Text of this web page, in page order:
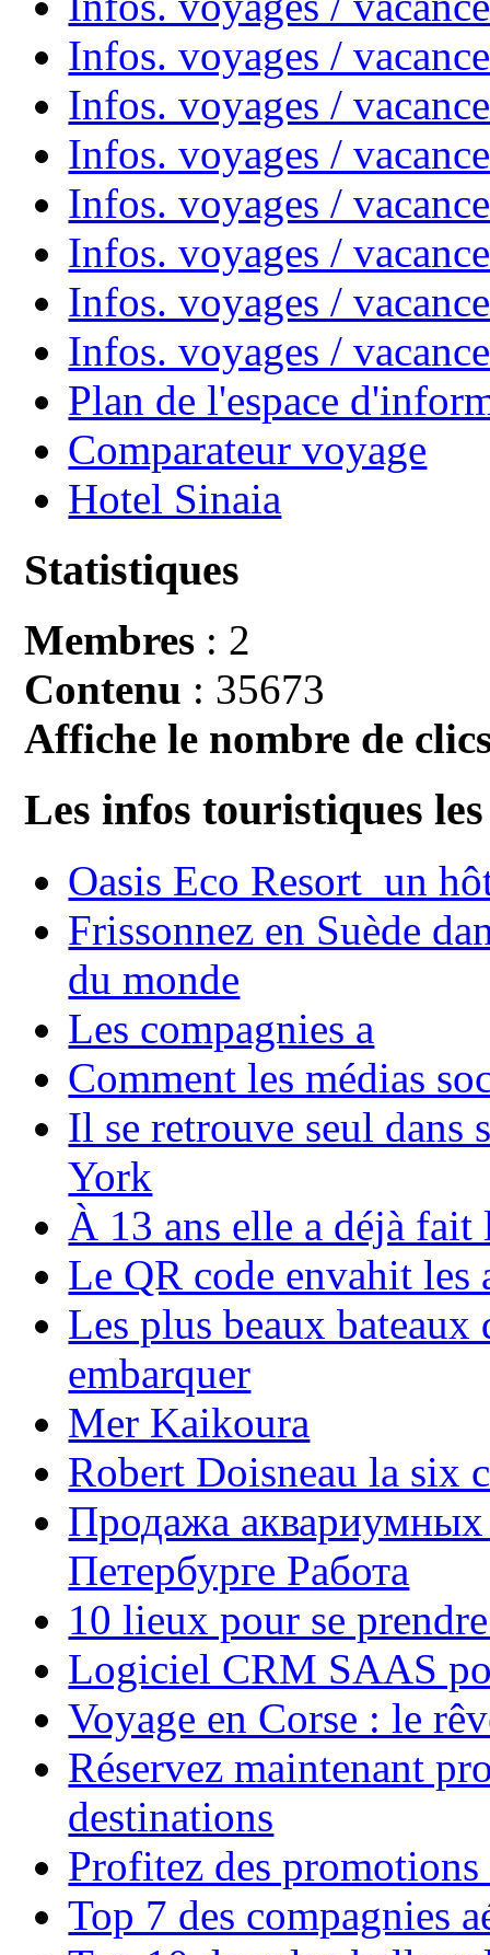
Infos. voyages /
Infos. voyages /
Infos. voyages /
Infos. voyages /
Infos. voyages /
Infos. voyages /
Infos. voyages /
Plan de l'espace
Comparateur voyage
Hotel Sinaia
Statistiques
Membres : 2
Contenu : 35673
Affiche le nombre de
Les infos touristiques
Oasis Eco Resort un
Frissonnez en Suède
du monde
Les compagnies a
Comment les médias
Il se retrouve seul dans
York
À 13 ans elle a déjà
Le QR code envahit les
Les plus beaux bateaux
embarquer
Mer Kaikoura
Robert Doisneau la six
Продажа аквариумных
Петербурге Работа
10 lieux pour se
Logiciel CRM SAAS
Voyage en Corse : le
Réservez maintenant
destinations
Profitez des
Top 7 des compagnies